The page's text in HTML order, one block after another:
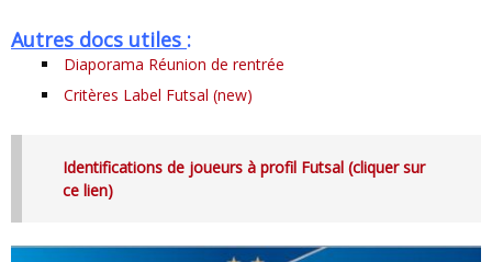
Autres docs utiles :
Diaporama Réunion de rentrée
Critères Label Futsal (new)
Identifications de joueurs à profil Futsal (cliquer sur
ce lien)